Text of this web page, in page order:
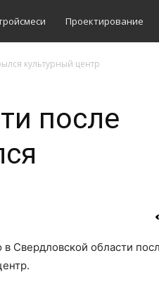
Проектирование
культурный центр
после
Свердловской области